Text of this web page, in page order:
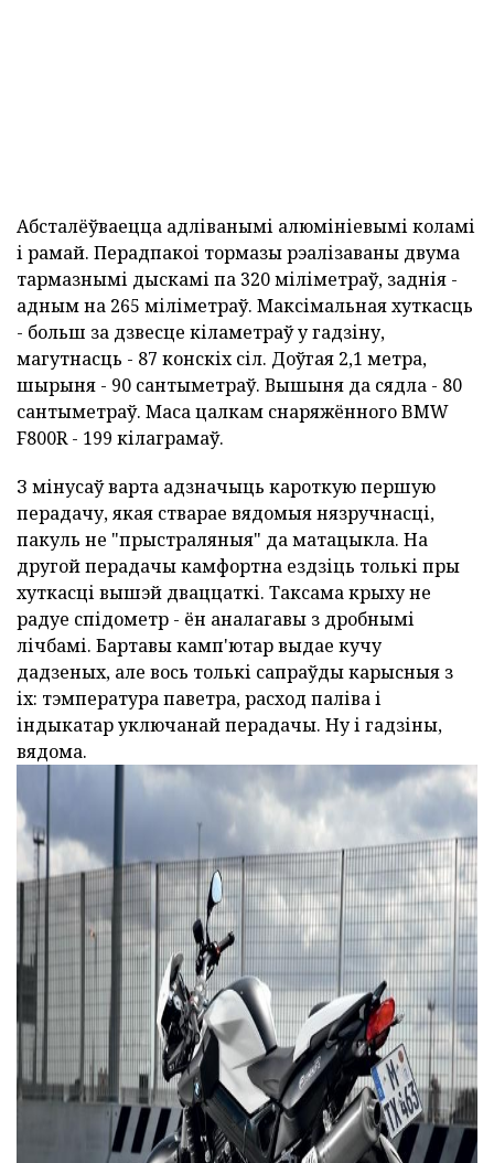
Абсталёўваецца адліванымі алюмініевымі коламі
і рамай. Перадпакоі тормазы рэалізаваны двума
тармазнымі дыскамі па 320 міліметраў, заднія -
адным на 265 міліметраў. Максімальная хуткасць
- больш за дзвесце кіламетраў у гадзіну,
магутнасць - 87 конскіх сіл. Доўгая 2,1 метра,
шырыня - 90 сантыметраў. Вышыня да сядла - 80
сантыметраў. Маса цалкам снаряжённого BMW
F800R - 199 кілаграмаў.
З мінусаў варта адзначыць кароткую першую
перадачу, якая стварае вядомыя нязручнасці,
пакуль не "прыстраляныя" да матацыкла. На
другой перадачы камфортна ездзіць толькі пры
хуткасці вышэй дваццаткі. Таксама крыху не
радуе спідометр - ён аналагавы з дробнымі
лічбамі. Бартавы камп'ютар выдае кучу
дадзеных, але вось толькі сапраўды карысныя з
іх: тэмпература паветра, расход паліва і
індыкатар уключанай перадачы. Ну і гадзіны,
вядома.